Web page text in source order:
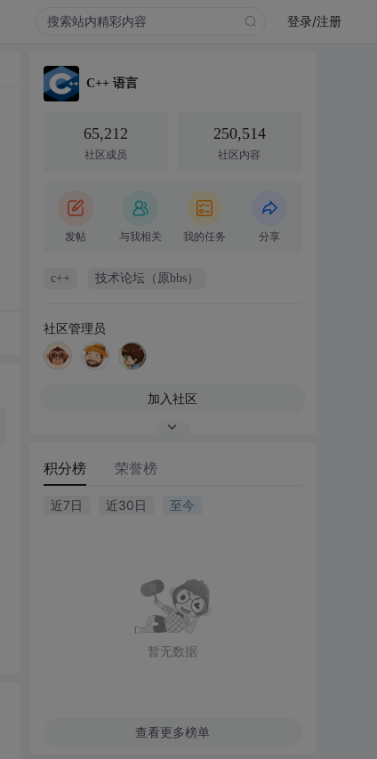
登录/注册
C++ 语言
65,212
社区成员
250,514
社区内容
发帖 与我相关 我的任务 分享
c++ 技术论坛（原bbs）
社区管理员
加入社区
积分榜 荣誉榜
近7日 近30日 至今
暂无数据
查看更多榜单